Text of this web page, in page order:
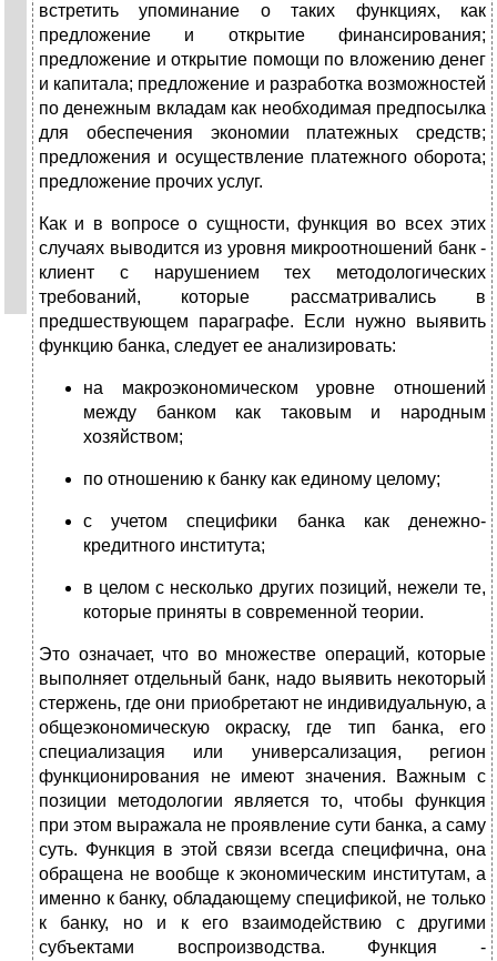
встретить упоминание о таких функциях, как
предложение и открытие финансирования;
предложение и открытие помощи по вложению денег
и капитала; предложение и разработка возможностей
по денежным вкладам как необходимая предпосылка
для обеспечения экономии платежных средств;
предложения и осуществление платежного оборота;
предложение прочих услуг.
Как и в вопросе о сущности, функция во всех этих
случаях выводится из уровня микроотношений банк -
клиент с нарушением тех методологических
требований, которые рассматривались в
предшествующем параграфе. Если нужно выявить
функцию банка, следует ее анализировать:
на макроэкономическом уровне отношений
между банком как таковым и народным
хозяйством;
по отношению к банку как единому целому;
с учетом специфики банка как денежно-
кредитного института;
в целом с несколько других позиций, нежели те,
которые приняты в современной теории.
Это означает, что во множестве операций, которые
выполняет отдельный банк, надо выявить некоторый
стержень, где они приобретают не индивидуальную, а
общеэкономическую окраску, где тип банка, его
специализация или универсализация, регион
функционирования не имеют значения. Важным с
позиции методологии является то, чтобы функция
при этом выражала не проявление сути банка, а саму
суть. Функция в этой связи всегда специфична, она
обращена не вообще к экономическим институтам, а
именно к банку, обладающему спецификой, не только
к банку, но и к его взаимодействию с другими
субъектами воспроизводства. Функция -